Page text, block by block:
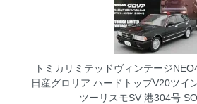
トミカリミテッドヴィンテージ
日産グロリア ハードトップV20ツイ
ツーリスモSV 港304号